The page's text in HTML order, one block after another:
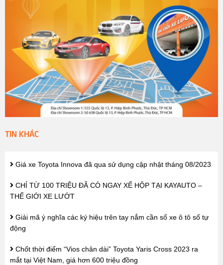
TIN KHÁC
Giá xe Toyota Innova đã qua sử dụng cập nhật tháng 08/2023
CHỈ TỪ 100 TRIỆU ĐÃ CÓ NGAY XẾ HỘP TẠI KAYAUTO –
THẾ GIỚI XE LƯỚT
Giải mã ý nghĩa các ký hiệu trên tay nắm cần số xe ô tô số tự
động
Chốt thời điểm “Vios chân dài” Toyota Yaris Cross 2023 ra
mắt tại Việt Nam, giá hơn 600 triệu đồng